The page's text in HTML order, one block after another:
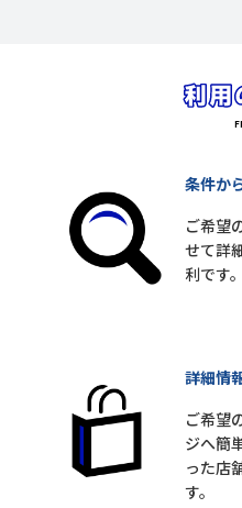
条件か
ご希望
せて詳
利です。
詳細情
ご希望
ジへ簡
った店
す。